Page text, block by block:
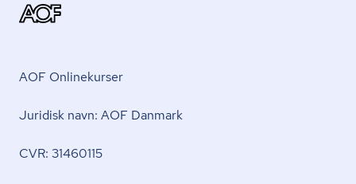
AOF Onlinekurser
Juridisk navn: AOF Danmark
CVR: 31460115